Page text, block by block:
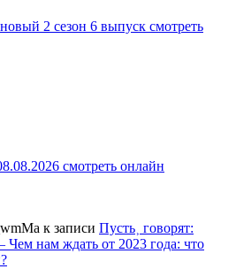
2 сезон 6 выпуск смотреть
смотреть онлайн
к записи Пусть˲ говорят:
Чем нам ждать от 2023 года: что